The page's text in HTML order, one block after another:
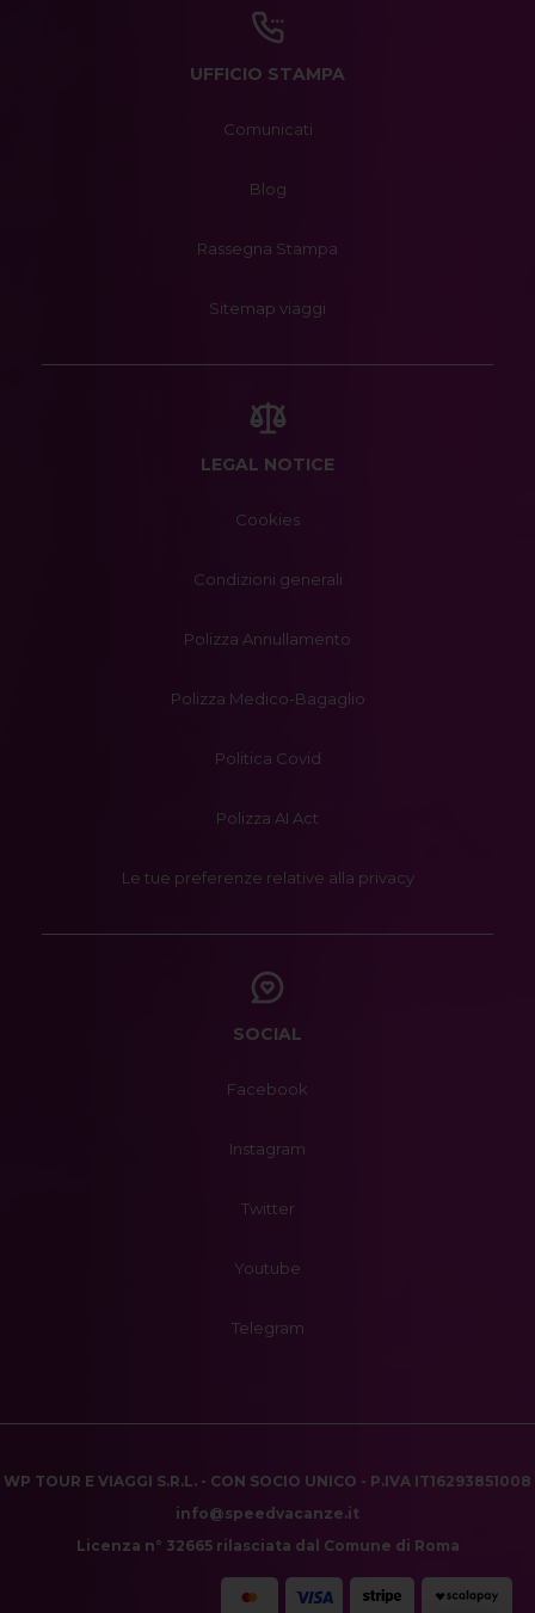
UFFICIO STAMPA
Comunicati
Blog
Rassegna Stampa
Sitemap viaggi
LEGAL NOTICE
Cookies
Condizioni generali
Polizza Annullamento
Polizza Medico-Bagaglio
Politica Covid
Polizza AI Act
Le tue preferenze relative alla privacy
SOCIAL
Facebook
Instagram
Twitter
Youtube
Telegram
WP TOUR E VIAGGI S.R.L. - CON SOCIO UNICO - P.IVA IT16293851008
info@speedvacanze.it
Licenza n° 32665 rilasciata dal Comune di Roma